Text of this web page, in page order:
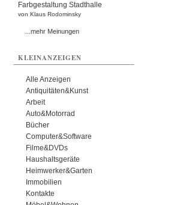
Farbgestaltung Stadthalle
von Klaus Rodominsky
...mehr Meinungen
KLEINANZEIGEN
Alle Anzeigen
Antiquitäten&Kunst
Arbeit
Auto&Motorrad
Bücher
Computer&Software
Filme&DVDs
Haushaltsgeräte
Heimwerker&Garten
Immobilien
Kontakte